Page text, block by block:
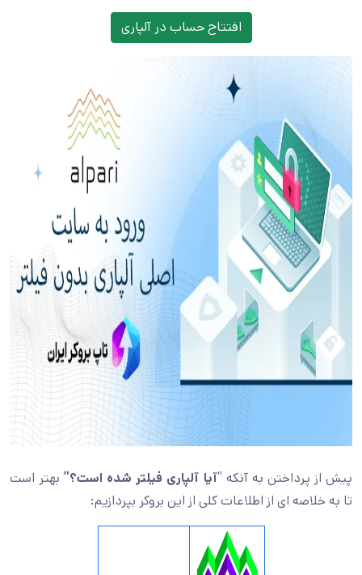
افتتاح حساب در آلپاری
پیش از پرداختن به آنکه “آیا آلپاری فیلتر شده است؟” بهتر است
تا به خلاصه ای از اطلاعات کلی از این بروکر بپردازیم: